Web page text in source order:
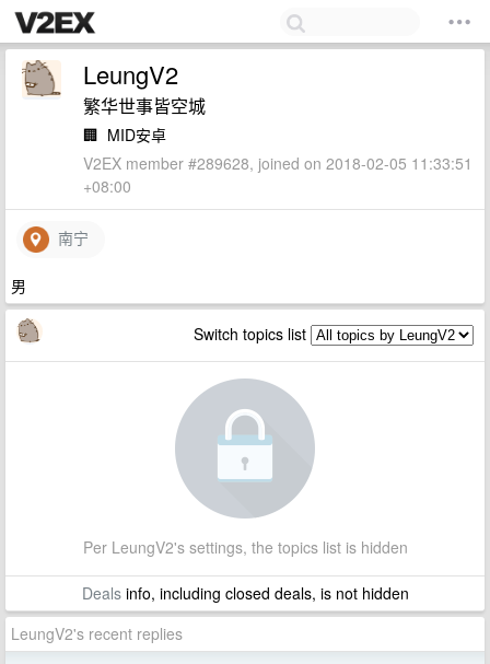
LeungV2
繁华世事皆空城
🏢 MID安卓
V2EX member #289628, joined on 2018-02-05 11:33:51
+08:00
南宁
男
Switch topics list
Per LeungV2's settings, the topics list is hidden
Dealsinfo, including closed deals, is not hidden
LeungV2's recent replies